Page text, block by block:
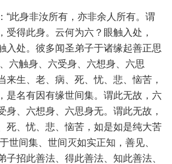
“此身非汝所有，亦非余人所有。谓
受得此身。云何为六？眼触入处，
入处。彼多闻圣弟子于诸缘起善正思
六触身、六受身、六想身、六思
来生、老、病、死、忧、悲、恼苦，
是名有因有缘世间集。谓此无故，六
身、六想身、六思身无。谓此无故，
死、忧、悲、恼苦，如是如是纯大苦
世间集、世间灭如实正知，善见、
子招此善法、得此善法、知此善法、